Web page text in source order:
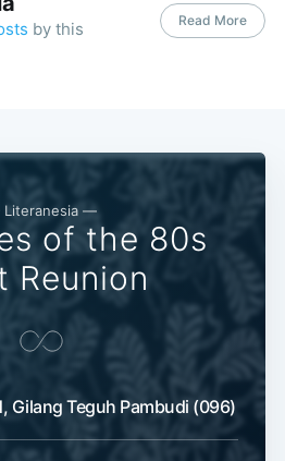
by this
Read More
—
of the 80s
Reunion
Gilang Teguh Pambudi (096)